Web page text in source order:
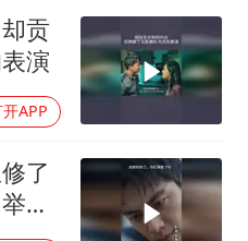
韩磊 谁帮谁
开新局
贡
演
APP
了
报